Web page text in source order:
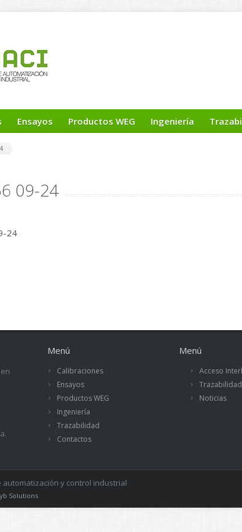
Ensayos Productos WEG Ingeniería
09-24
24
Menú
Calibraciones
Ensayos
Productos WEG
Ingeniería
Trazabilidad
Contactos
Menú
Acceso
Trazabilidad
Noticias
automatización y control industrial
Solutions